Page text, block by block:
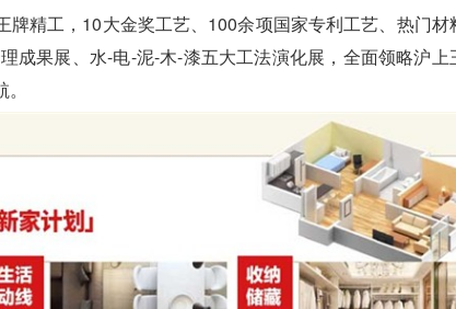
精工，10大金奖工艺、100余项国家专利工艺、热门材
成果展、水-电-泥-木-漆五大工法演化展，全面领略沪上